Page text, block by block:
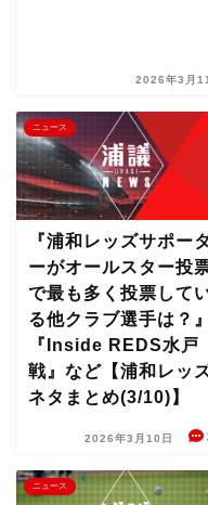
2026年3月
ニュース
『浦和レッズサポータ
ーがオールスター投
で最も多く投票して
る他クラブ選手は？』
『Inside REDS水戸
戦』など【浦和レッ
ネタまとめ(3/10)】
2026年3月10日
ニュース